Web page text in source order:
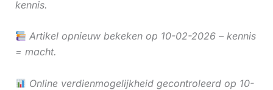
kennis.
Artikel opnieuw bekeken op 10-02-2026 – kennis
= macht.
Online verdienmogelijkheid gecontroleerd op 10-